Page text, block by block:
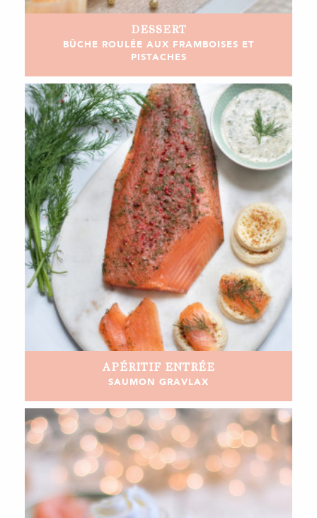
DESSERT
BÛCHE ROULÉE AUX FRAMBOISES ET
PISTACHES
APÉRITIF ENTRÉE
SAUMON GRAVLAX